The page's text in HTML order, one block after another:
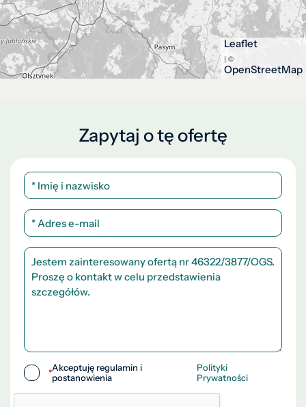
Leaflet
| ©
OpenStreetMap
Zapytaj o tę ofertę
*Akceptuję regulamin i
postanowienia
Polityki
Prywatności